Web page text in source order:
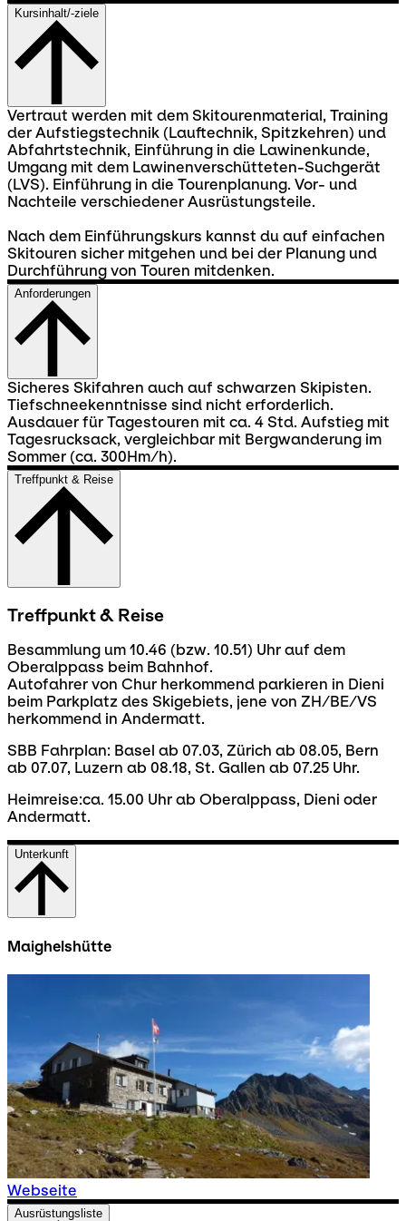
Kursinhalt/-ziele
Vertraut werden mit dem Skitourenmaterial, Training
der Aufstiegstechnik (Lauftechnik, Spitzkehren) und
Abfahrtstechnik, Einführung in die Lawinenkunde,
Umgang mit dem Lawinenverschütteten-Suchgerät
(LVS). Einführung in die Tourenplanung. Vor- und
Nachteile verschiedener Ausrüstungsteile.
Nach dem Einführungskurs kannst du auf einfachen
Skitouren sicher mitgehen und bei der Planung und
Durchführung von Touren mitdenken.
Anforderungen
Sicheres Skifahren auch auf schwarzen Skipisten.
Tiefschneekenntnisse sind nicht erforderlich.
Ausdauer für Tagestouren mit ca. 4 Std. Aufstieg mit
Tagesrucksack, vergleichbar mit Bergwanderung im
Sommer (ca. 300Hm/h).
Treffpunkt & Reise
Treffpunkt & Reise
Besammlung um 10.46 (bzw. 10.51) Uhr auf dem
Oberalppass beim Bahnhof.
Autofahrer von Chur herkommend parkieren in Dieni
beim Parkplatz des Skigebiets, jene von ZH/BE/VS
herkommend in Andermatt.
SBB Fahrplan: Basel ab 07.03, Zürich ab 08.05, Bern
ab 07.07, Luzern ab 08.18, St. Gallen ab 07.25 Uhr.
Heimreise:ca. 15.00 Uhr ab Oberalppass, Dieni oder
Andermatt.
Unterkunft
Maighelshütte
Webseite
Ausrüstungsliste